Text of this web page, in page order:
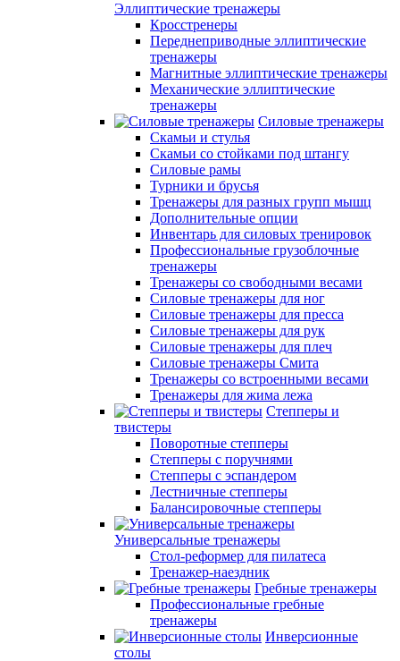
Эллиптические тренажеры
Кросстренеры
Переднеприводные эллиптические
тренажеры
Магнитные эллиптические тренажеры
Механические эллиптические
тренажеры
Силовые тренажеры
Скамьи и стулья
Скамьи со стойками под штангу
Силовые рамы
Турники и брусья
Тренажеры для разных групп мышц
Дополнительные опции
Инвентарь для силовых тренировок
Профессиональные грузоблочные
тренажеры
Тренажеры со свободными весами
Силовые тренажеры для ног
Силовые тренажеры для пресса
Силовые тренажеры для рук
Силовые тренажеры для плеч
Силовые тренажеры Смита
Тренажеры со встроенными весами
Тренажеры для жима лежа
Степперы и
твистеры
Поворотные степперы
Степперы с поручнями
Степперы с эспандером
Лестничные степперы
Балансировочные степперы
Универсальные тренажеры
Стол-реформер для пилатеса
Тренажер-наездник
Гребные тренажеры
Профессиональные гребные
тренажеры
Инверсионные
столы